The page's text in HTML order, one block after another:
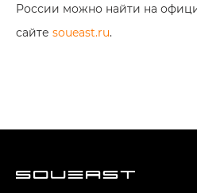
России можно найти на
сайте soueast.ru.